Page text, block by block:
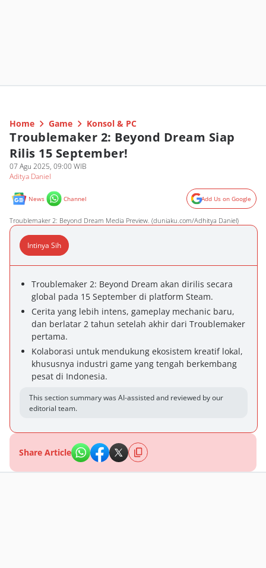
Home Game Konsol & PC
Troublemaker 2: Beyond Dream Siap
Rilis 15 September!
07 Agu 2025, 09:00 WIB
Aditya Daniel
News Channel Add Us on Google
Troublemaker 2: Beyond Dream Media Preview. (duniaku.com/Adhitya Daniel)
Intinya Sih
Troublemaker 2: Beyond Dream akan dirilis secara
global pada 15 September di platform Steam.
Cerita yang lebih intens, gameplay mechanic baru,
dan berlatar 2 tahun setelah akhir dari Troublemaker
pertama.
Kolaborasi untuk mendukung ekosistem kreatif lokal,
khususnya industri game yang tengah berkembang
pesat di Indonesia.
This section summary was AI-assisted and reviewed by our
editorial team.
Share Article